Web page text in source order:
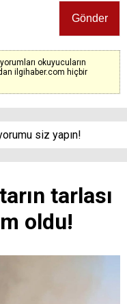
okuyucuların
ilgihaber.com hiçbir
siz yapın!
tarlası
oldu!